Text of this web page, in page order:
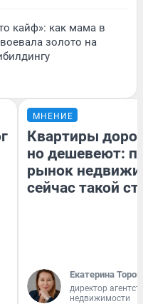
кайф»: как мама в
золото на
МНЕНИЕ
Квартиры
но дешевеют:
рынок
сейчас такой
Екатерина
директор
недвижимости